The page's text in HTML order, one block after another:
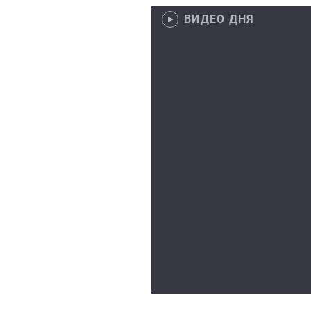
ВИДЕО ДНЯ